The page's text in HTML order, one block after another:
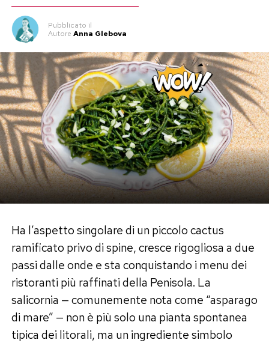
Lo spionaggio in cucina e la
trasformazione sovietica
La popolarità del piatto scatenò presto tentativi
di imitazione e veri e propri episodi di spionaggio
gastronomico. Le cronache del tempo
raccontano che Ivan Ivanov, un sous-chef
dell’Hermitage, approfittò di un momento di
assenza del maestro per analizzare la
composizione della salsa segreta, creando poi
una propria variante chiamata “Stolichny”.
1917 e il declino della cucina aristocratica, la
ricetta conobbe una radicale conversione
popolare. Nell’Unione Sovietica i costosi
ingredienti originari vennero sostituiti con
elementi economici e reperibili: il salame o il
pollo presero il posto della selvaggina, mentre
patate, carote e piselli rimpiazzarono caviale e
Pubblicato il
Autore Anna Glebova
Ha l’aspetto singolare di un piccolo cactus
ramificato privo di spine, cresce rigogliosa a due
passi dalle onde e sta conquistando i menu dei
ristoranti più raffinati della Penisola. La
salicornia — comunemente nota come “asparago
di mare” — non è più solo una pianta spontanea
tipica dei litorali, ma un ingrediente simbolo